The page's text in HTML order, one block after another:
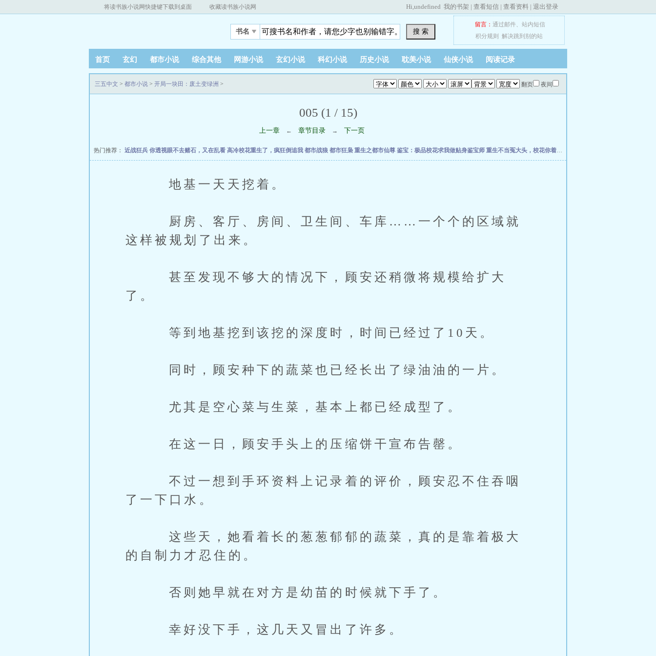
将读书族小说网快捷键下载到桌面 收藏读书族小说网 Hi,undefined 我的书架 | 查看短信 | 查看资料 | 退出登录
书名 搜 索
留言： 通过邮件、 站内短信
积分规则
解决跳到别的站
首页 玄幻 都市小说 综合其他 网游小说 玄幻小说 科幻小说 历史小说 耽美小说 仙侠小说 阅读记录
翻页 夜间
三五中文 > 都市小说 > 开局一块田：废土变绿洲 >
005 (1 / 15)
上一章 ← 章节目录 → 下一页
热门推荐： 近战狂兵 你透视眼不去赌石，又在乱看 高冷校花重生了，疯狂倒追我 都市战狼 都市狂枭 重生之都市仙尊 鉴宝：极品校花求我做贴身鉴宝师 重生不当冤大头，校花你着急啥？
地基一天天挖着。
厨房、客厅、房间、卫生间、车库……一个个的区域就
这样被规划了出来。
甚至发现不够大的情况下，顾安还稍微将规模给扩大
了。
等到地基挖到该挖的深度时，时间已经过了10天。
同时，顾安种下的蔬菜也已经长出了绿油油的一片。
尤其是空心菜与生菜，基本上都已经成型了。
在这一日，顾安手头上的压缩饼干宣布告罄。
不过一想到手环资料上记录着的评价，顾安忍不住吞咽
了一下口水。
这些天，她看着长的葱葱郁郁的蔬菜，真的是靠着极大
的自制力才忍住的。
否则她早就在对方是幼苗的时候就下手了。
幸好没下手，这几天又冒出了许多。